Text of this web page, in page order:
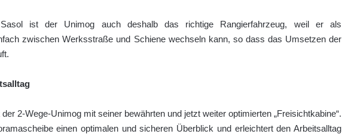
ist der Unimog auch deshalb das richtige Rangierfahrzeug, weil er als
zwischen Werksstraße und Schiene wechseln kann, so dass das Umsetzen der
2-Wege-Unimog mit seiner bewährten und jetzt weiter optimierten „Freisichtkabine“.
einen optimalen und sicheren Überblick und erleichtert den Arbeitsalltag